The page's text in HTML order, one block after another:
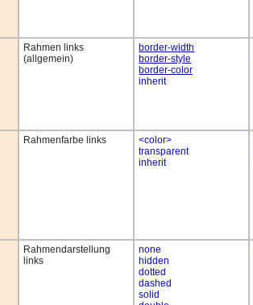
Rahmen links
(allgemein)
border-width
border-style
border-color
inherit
Rahmenfarbe links
<color>
transparent
inherit
Rahmendarstellung
links
none
hidden
dotted
dashed
solid